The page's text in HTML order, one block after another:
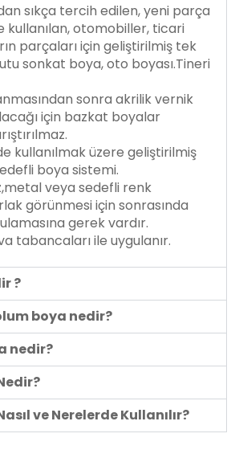
sıkça tercih edilen, yeni parça
kullanılan, otomobiller, ticari
parçaları için geliştirilmiş tek
sonkat boya, oto boyası.Tineri
sonra akrilik vernik
için bazkat boyalar
kullanılmak üzere geliştirilmiş
boya sistemi.
veya sedefli renk
görünmesi için sonrasında
gerek vardır.
tabancaları ile uygulanır.
?
boya nedir?
nedir?
ve Nerelerde Kullanılır?